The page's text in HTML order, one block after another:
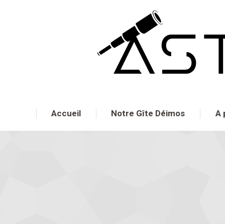
Accueil Notre Gîte Déimos A